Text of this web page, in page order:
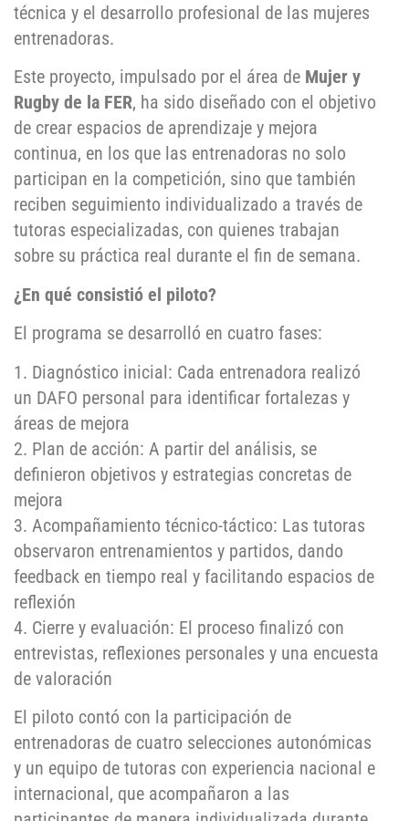
técnica y el desarrollo profesional de las mujeres
entrenadoras.
Este proyecto, impulsado por el área de Mujer y
Rugby de la FER, ha sido diseñado con el objetivo
de crear espacios de aprendizaje y mejora
continua, en los que las entrenadoras no solo
participan en la competición, sino que también
reciben seguimiento individualizado a través de
tutoras especializadas, con quienes trabajan
sobre su práctica real durante el fin de semana.
¿En qué consistió el piloto?
El programa se desarrolló en cuatro fases:
1. Diagnóstico inicial: Cada entrenadora realizó
un DAFO personal para identificar fortalezas y
áreas de mejora
2. Plan de acción: A partir del análisis, se
definieron objetivos y estrategias concretas de
mejora
3. Acompañamiento técnico-táctico: Las tutoras
observaron entrenamientos y partidos, dando
feedback en tiempo real y facilitando espacios de
reflexión
4. Cierre y evaluación: El proceso finalizó con
entrevistas, reflexiones personales y una encuesta
de valoración
El piloto contó con la participación de
entrenadoras de cuatro selecciones autonómicas
y un equipo de tutoras con experiencia nacional e
internacional, que acompañaron a las